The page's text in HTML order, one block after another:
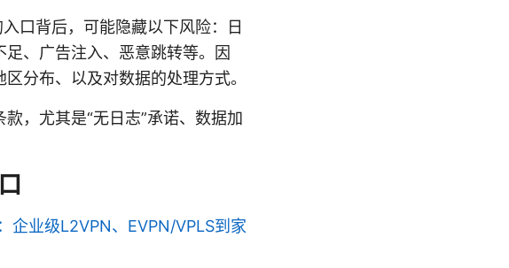
口背后，可能隐藏以下风险：日
、广告注入、恶意跳转等。因
分布、以及对数据的处理方式。
，尤其是“无日志”承诺、数据加
企业级L2VPN、EVPN/VPLS到家